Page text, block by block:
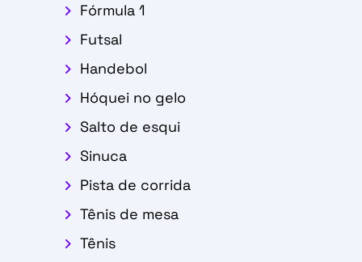
Fórmula 1
Futsal
Handebol
Hóquei no gelo
Salto de esqui
Sinuca
Pista de corrida
Tênis de mesa
Tênis